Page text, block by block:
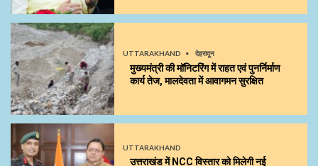
UTTARAKHAND देहरादून
मुख्यमंत्री की मॉनिटरिंग में राहत एवं पुनर्निर्माण
कार्य तेज, मालदेवता में आवागमन सुरक्षित
UTTARAKHAND
उत्तराखंड में NCC विस्तार को मिलेगी नई